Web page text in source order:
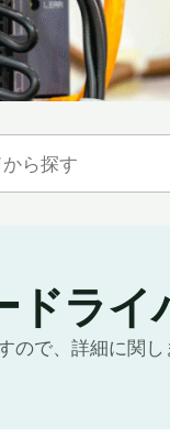
ドライ
で、詳細に関し